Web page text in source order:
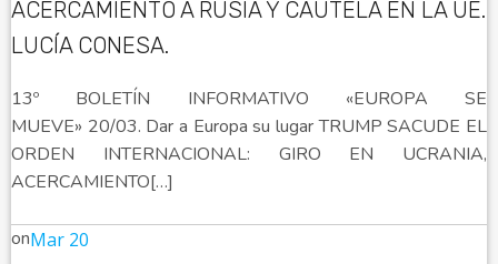
ACERCAMIENTO A RUSIA Y CAUTELA EN LA UE.
LUCÍA CONESA.
13º BOLETÍN INFORMATIVO «EUROPA SE
MUEVE» 20/03. Dar a Europa su lugar TRUMP SACUDE EL
ORDEN INTERNACIONAL: GIRO EN UCRANIA,
ACERCAMIENTO[…]
onMar 20